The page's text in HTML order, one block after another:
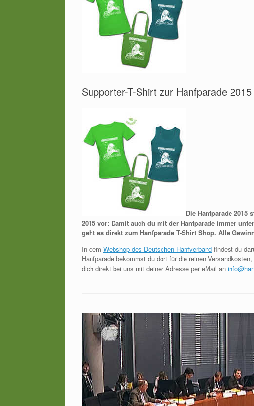
Supporter-T-Shirt zur Hanfparade 2015
Die Hanfparade
2015 vor: Damit auch du mit der Hanfparade immer
geht es direkt zum Hanfparade T-Shirt Shop. Alle
In dem Webshop des Deutschen Hanfverband findest du
Hanfparade bekommst du dort für die reinen
dich direkt bei uns mit deiner Adresse per eMail an